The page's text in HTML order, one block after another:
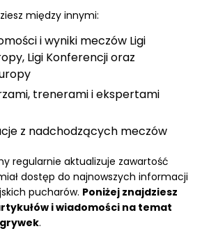
między innymi:
i wyniki meczów Ligi
Ligi Konferencji oraz
trenerami i ekspertami
z nadchodzących meczów
regularnie aktualizuje zawartość
dostęp do najnowszych informacji
pucharów. Poniżej znajdziesz
i wiadomości na temat
.